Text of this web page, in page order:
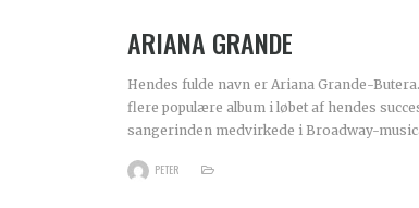
ARIANA GRANDE
Hendes fulde navn er Ariana Grande-
flere populære album i løbet af hendes
sangerinden medvirkede i Broadway-
PETER